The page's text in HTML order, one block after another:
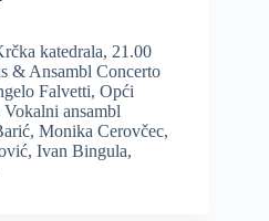
katedrala, 21.00
& Ansambl Concerto
Falvetti, Opći
ansambl
Monika Cerovčec,
Ivan Bingula,